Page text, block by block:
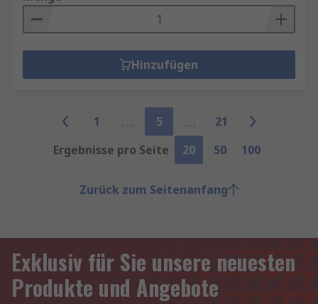
Hinzufügen
1 5
21
Ergebnisse pro Seite
20 50 100
Zurück zum Seitenanfang
Exklusiv für Sie unsere neuesten
Produkte und Angebote